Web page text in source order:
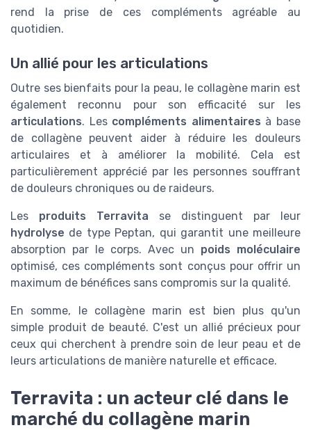
rend la prise de ces compléments agréable au
quotidien.
Un allié pour les articulations
Outre ses bienfaits pour la peau, le collagène marin est
également reconnu pour son efficacité sur les
articulations. Les compléments alimentaires à base
de collagène peuvent aider à réduire les douleurs
articulaires et à améliorer la mobilité. Cela est
particulièrement apprécié par les personnes souffrant
de douleurs chroniques ou de raideurs.
Les produits Terravita se distinguent par leur
hydrolyse de type Peptan, qui garantit une meilleure
absorption par le corps. Avec un poids moléculaire
optimisé, ces compléments sont conçus pour offrir un
maximum de bénéfices sans compromis sur la qualité.
En somme, le collagène marin est bien plus qu'un
simple produit de beauté. C'est un allié précieux pour
ceux qui cherchent à prendre soin de leur peau et de
leurs articulations de manière naturelle et efficace.
Terravita : un acteur clé dans le
marché du collagène marin